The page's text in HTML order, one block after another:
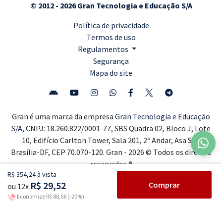
R$ 354,24 à vista
ou 12x R$ 29,52
Economize R$ 88,56 (-20%)
Comprar
© 2012 - 2026 Gran Tecnologia e Educação S/A
Política de privacidade
Termos de uso
Regulamentos
Segurança
Mapa do site
Gran é uma marca da empresa Gran Tecnologia e Educação
S/A, CNPJ: 18.260.822/0001-77, SBS Quadra 02, Bloco J, Lote
10, Edifício Carlton Tower, Sala 201, 2º Andar, Asa Sul,
Brasília-DF, CEP 70.070-120. Gran - 2026 © Todos os direitos
reservados ®